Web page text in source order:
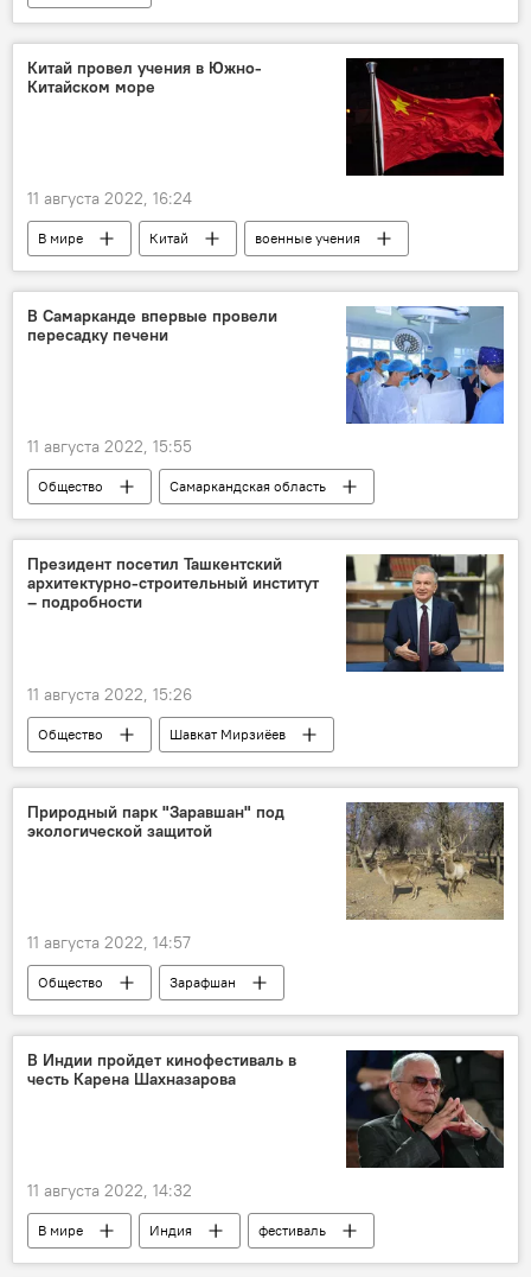
Авиакомпания Uzbekistan Airways
праздник
День независимости
Китай провел учения в Южно-
Китайском море
11 августа 2022, 16:24
В мире Китай
военные учения
Море
В Самарканде впервые провели
пересадку печени
11 августа 2022, 15:55
Общество
Самаркандская область
Самарканд
операция
трансплантация органов
Президент посетил Ташкентский
архитектурно-строительный институт
– подробности
11 августа 2022, 15:26
Общество
Шавкат Мирзиёев
президент Узбекистана
институт
визит
Природный парк "Заравшан" под
экологической защитой
11 августа 2022, 14:57
Общество
Зарафшан
Самаркандская область
парк
Госкомэкологии
В Индии пройдет кинофестиваль в
честь Карена Шахназарова
11 августа 2022, 14:32
В мире Индия
фестиваль
Кино